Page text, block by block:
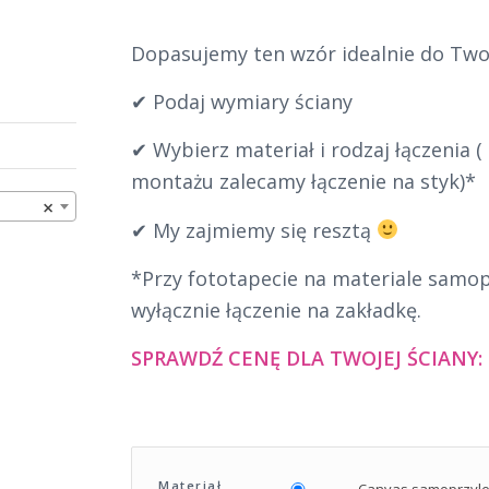
×
Dopasujemy ten wzór idealnie do
✔ Podaj wymiary ściany
✔ Wybierz materiał i rodzaj łączenia
montażu zalecamy łączenie na styk)*
✔ My zajmiemy się resztą
*Przy fototapecie na materiale
wyłącznie łączenie na zakładkę.
SPRAWDŹ CENĘ DLA TWOJEJ ŚCIANY:
Materiał